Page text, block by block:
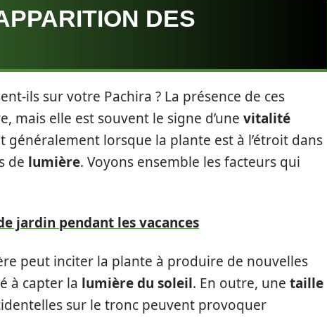
DES
ils sur votre Pachira ? La présence de ces
mais elle est souvent le signe d’une vitalité
généralement lorsque la plante est à l’étroit dans
de lumière. Voyons ensemble les facteurs qui
jardin pendant les vacances
peut inciter la plante à produire de nouvelles
à capter la lumière du soleil. En outre, une taille
sur le tronc peuvent provoquer